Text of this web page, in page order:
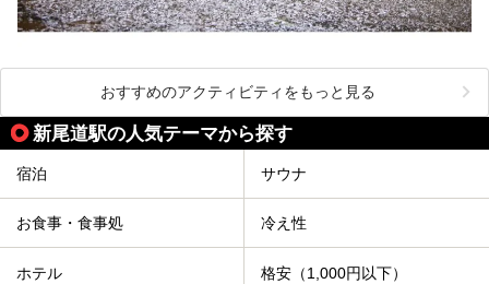
おすすめのアクティビティをもっと見る
新尾道駅の人気テーマから探す
宿泊 サウナ
お食事・食事処 冷え性
ホテル 格安（1,000円以下）